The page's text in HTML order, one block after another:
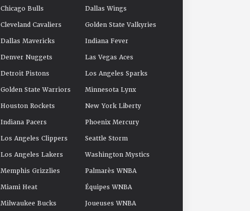
Chicago Bulls
Cleveland Cavaliers
Dallas Mavericks
Denver Nuggets
Detroit Pistons
Golden State Warriors
Houston Rockets
Indiana Pacers
Los Angeles Clippers
Los Angeles Lakers
Memphis Grizzlies
Miami Heat
Milwaukee Bucks
Dallas Wings
Golden State Valkyries
Indiana Fever
Las Vegas Aces
Los Angeles Sparks
Minnesota Lynx
New York Liberty
Phoenix Mercury
Seattle Storm
Washington Mystics
Palmarès WNBA
Équipes WNBA
Joueuses WNBA